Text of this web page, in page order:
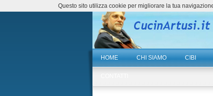
HOME CHI SIAMO CIBI
Questo sito utilizza cookie per migliorare la tua